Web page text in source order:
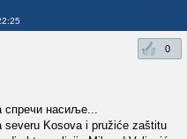
0
спречи насиље...
Kosova i pružiće zaštitu